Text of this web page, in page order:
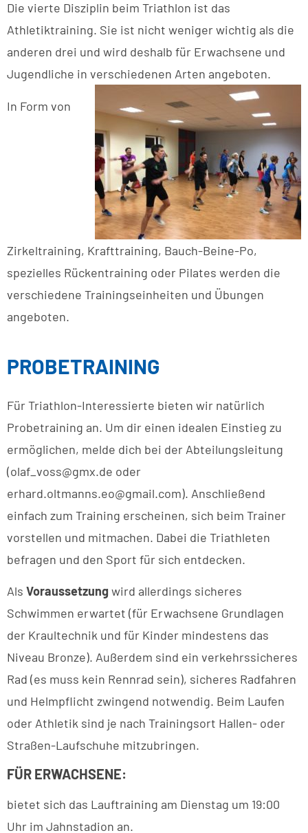
Die vierte Disziplin beim Triathlon ist das
Athletiktraining. Sie ist nicht weniger wichtig als die
anderen drei und wird deshalb für Erwachsene und
Jugendliche in verschiedenen Arten angeboten.
In Form von
Zirkeltraining, Krafttraining, Bauch-Beine-Po,
spezielles Rückentraining oder Pilates werden die
verschiedene Trainingseinheiten und Übungen
angeboten.
PROBETRAINING
Für Triathlon-Interessierte bieten wir natürlich
Probetraining an. Um dir einen idealen Einstieg zu
ermöglichen, melde dich bei der Abteilungsleitung
(olaf_voss@gmx.de oder
erhard.oltmanns.eo@gmail.com). Anschließend
einfach zum Training erscheinen, sich beim Trainer
vorstellen und mitmachen. Dabei die Triathleten
befragen und den Sport für sich entdecken.
Als Voraussetzungwird allerdings sicheres
Schwimmen erwartet (für Erwachsene Grundlagen
der Kraultechnik und für Kinder mindestens das
Niveau Bronze). Außerdem sind ein verkehrssicheres
Rad (es muss kein Rennrad sein), sicheres Radfahren
und Helmpflicht zwingend notwendig. Beim Laufen
oder Athletik sind je nach Trainingsort Hallen- oder
Straßen-Laufschuhe mitzubringen.
FÜR ERWACHSENE:
bietet sich das Lauftraining am Dienstag um 19:00
Uhr im Jahnstadion an.